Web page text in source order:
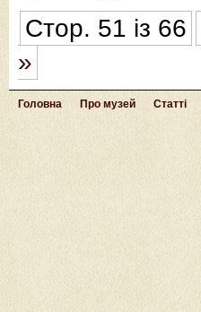
Стор. 51 із 66
»
Головна Про музей Статті